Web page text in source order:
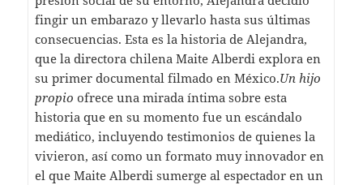
fingir un embarazo y llevarlo hasta sus últimas
consecuencias. Esta es la historia de Alejandra,
que la directora chilena Maite Alberdi explora en
su primer documental filmado en México.Un hijo
propio ofrece una mirada íntima sobre esta
historia que en su momento fue un escándalo
mediático, incluyendo testimonios de quienes la
vivieron, así como un formato muy innovador en
el que Maite Alberdi sumerge al espectador en un